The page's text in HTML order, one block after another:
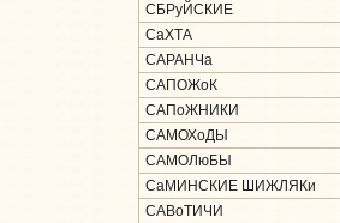
СБРуЙСКИЕ
СаХТА
САРАНЧа
САПОЖоК
САПоЖНИКИ
САМОХоДЫ
САМОЛюБЫ
СаМИНСКИЕ ШИЖЛЯКи
САВоТИЧИ